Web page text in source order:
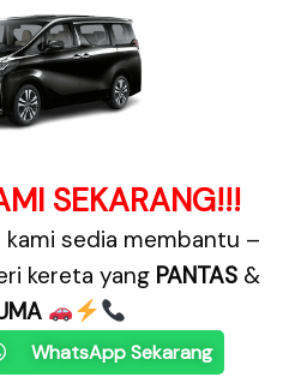
SEKARANG!!!
kami sedia membantu –
kereta yang PANTAS&
WhatsApp Sekarang